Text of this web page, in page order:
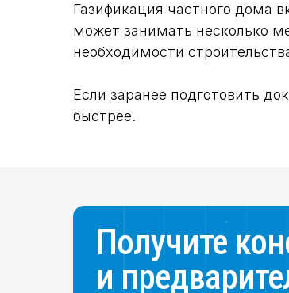
Газификация частного дома
может занимать несколько
необходимости
Если заранее подготовить
быстрее.
Получите
и